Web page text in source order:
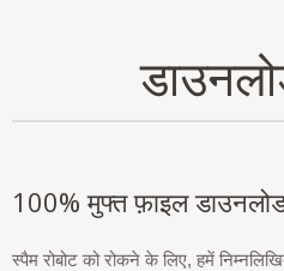
100% मुफ्त फ़ाइल
स्पैम रोबोट को रोकने के लिए, हमें